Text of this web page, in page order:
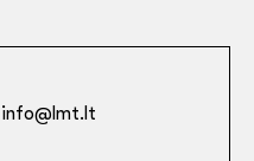
info@lmt.lt